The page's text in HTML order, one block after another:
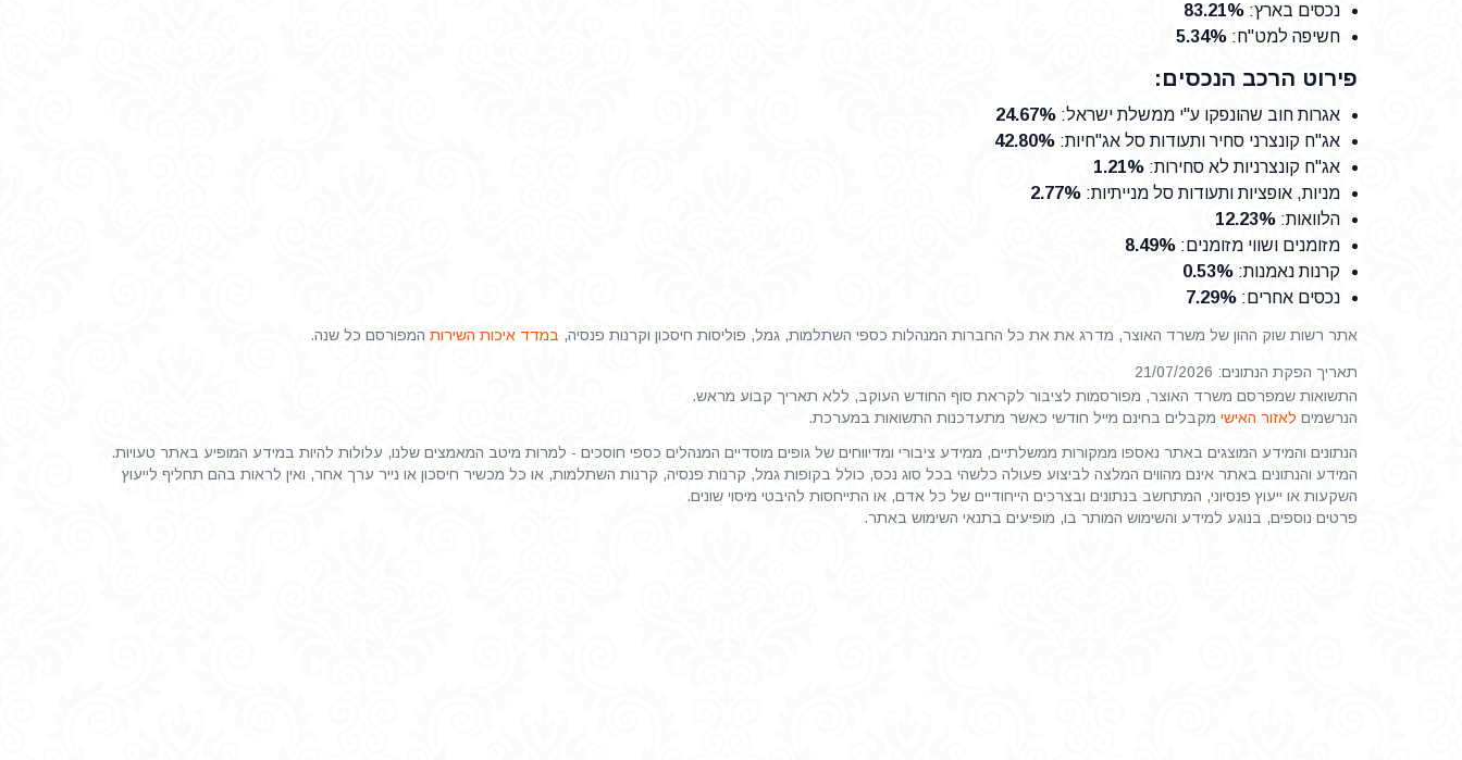
נכסים בארץ:
83.21%
חשיפה למט"ח:
5.34%
פירוט הרכב הנכסים:
אגרות חוב שהונפקו ע"י ממשלת ישראל:
24.67%
אג"ח קונצרני סחיר ותעודות סל אג"חיות:
42.80%
אג"ח קונצרניות לא סחירות:
1.21%
מניות, אופציות ותעודות סל מנייתיות:
2.77%
הלוואות:
12.23%
מזומנים ושווי מזומנים:
8.49%
קרנות נאמנות:
0.53%
נכסים אחרים:
7.29%
אתר רשות שוק ההון של משרד האוצר, מדרג את את כל החברות המנהלות כספי השתלמות, גמל, פוליסות חיסכון וקרנות פנסיה, במדד איכות השירות המפורסם כל שנה.
תאריך הפקת הנתונים: 21/07/2026
התשואות שמפרסם משרד האוצר, מפורסמות לציבור לקראת סוף החודש העוקב, ללא תאריך קבוע מראש.
הנרשמים לאזור האישי מקבלים בחינם מייל חודשי כאשר מתעדכנות התשואות במערכת.
הנתונים והמידע המוצגים באתר נאספו ממקורות ממשלתיים, ממידע ציבורי ומדיווחים של גופים מוסדיים המנהלים כספי חוסכים - למרות מיטב המאמצים שלנו, עלולות להיות במידע המופיע באתר טעויות.
המידע והנתונים באתר אינם מהווים המלצה לביצוע פעולה כלשהי בכל סוג נכס, כולל בקופות גמל, קרנות פנסיה, קרנות השתלמות, או כל מכשיר חיסכון או נייר ערך אחר, ואין לראות בהם תחליף לייעוץ
השקעות או ייעוץ פנסיוני, המתחשב בנתונים ובצרכים הייחודיים של כל אדם, או התייחסות להיבטי מיסוי שונים.
פרטים נוספים, בנוגע למידע והשימוש המותר בו, מופיעים בתנאי השימוש באתר.